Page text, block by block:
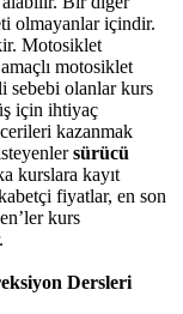
olmayanlar içindir.
Motosiklet
motosiklet
sebebi olanlar kurs
için ihtiyaç
kazanmak
sürücü
kurslara kayıt
fiyatlar, en son
kurs
Dersleri